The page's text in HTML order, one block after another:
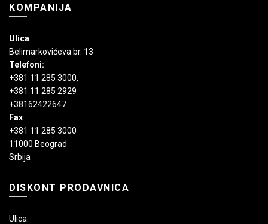
KOMPANIJA
Ulica:
Belimarkovićeva br. 13
Telefoni:
+381 11 285 3000,
+381 11 285 2929
+38162422647
Fax:
+381 11 285 3000
11000 Beograd
Srbija
DISKONT PRODAVNICA
Ulica: